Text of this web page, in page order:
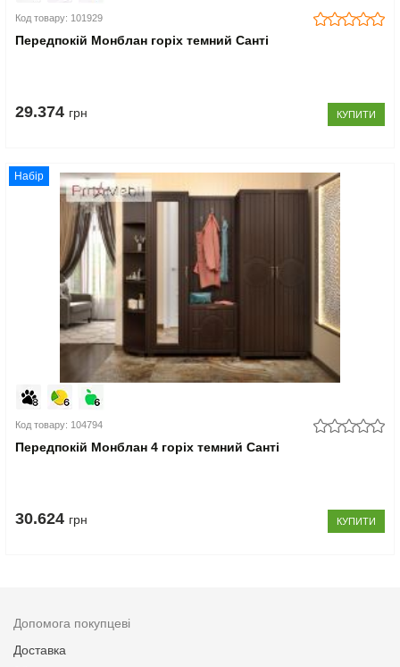
Код товару: 101929
Передпокій Монблан горіх темний Санті
29.374 грн КУПИТИ
Набір
Код товару: 104794
Передпокій Монблан 4 горіх темний Санті
30.624 грн КУПИТИ
Допомога покупцеві
Доставка